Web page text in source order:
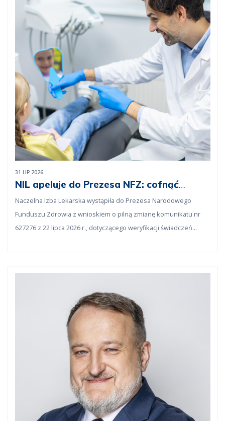
31 LIP 2026
NIL apeluje do Prezesa NFZ: cofnąć
roku życia
Naczelna Izba Lekarska wystąpiła do Prezesa Narodowego
Funduszu Zdrowia z wnioskiem o pilną zmianę komunikatu nr
627276 z 22 lipca 2026 r., dotyczącego weryfikacji świadczeń